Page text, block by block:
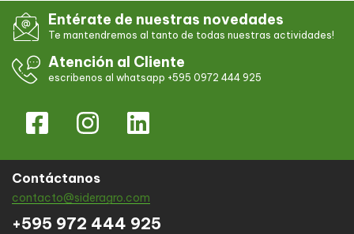
Entérate de nuestras novedades
Te mantendremos al tanto de todas nuestras actividades!
Atención al Cliente
escribenos al whatsapp +595 0972 444 925
Contáctanos
contacto@sideragro.com
+595 972 444 925